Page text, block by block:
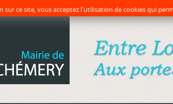
sur ce site, vous acceptez l'utilisation de cookies qui